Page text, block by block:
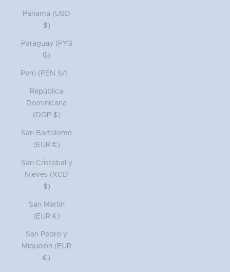
Panamá (USD
$)
Paraguay (PYG
₲)
Perú (PEN S/)
República
Dominicana
(DOP $)
San Bartolomé
(EUR €)
San Cristóbal y
Nieves (XCD
$)
San Martín
(EUR €)
San Pedro y
Miquelón (EUR
€)